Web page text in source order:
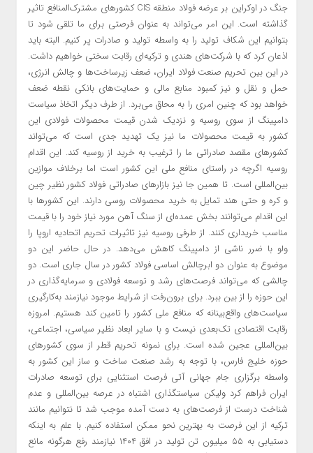
جنگ در اوکراین بر عرضه فولاد منطقه CIS کشورهای مشترک‌المنافع تاثیر
گذاشته است. این امر می‌تواند به عنوان فرصتی برای ما تلقی شود تا
بتوانیم این شکاف تولید را به واسطه تولید و صادرات پر کنیم. البته باید
اذعان کرد که با شرکت‌های هندی و ترکیه‌ای رقابت سختی خواهیم داشت.
در این بین تحریم صنعت فولاد ایران، ضعف زیرساخت‌ها و چالش انرژی،
حمل و نقل و نیز کمبود منابع مالی و حمایت‌های بانکی نقطه ضعف
خواهد بود که چنین امری را به محاق می‌برد. از طرف دیگر اتخاذ سیاست
دامپینگ از سوی روسیه و نزدیک شدن قیمت محصولات فولادی این
کشور به قیمت محصولات ما نیز یک تهدید جدی است که می‌تواند
کشورهای مقصد صادراتی ما را ترغیب به خرید از روسیه کند.‌ این اقدام
روسیه اگرچه در راستای منافع ملی این کشور است اما برخلاف موازین
بین‌المللی است.‌ تا همین جا نیز بازارهای صادراتی فولاد کشور نظیر چین
و کره و حتی هند تمایل به خرید محصولات روسی دارند. این کشورها با
این اقدام می‌توانند بخش عمده‌ای از سنگ آهن مورد نیاز خود را با قیمت
مناسب خریداری کنند. از طرفی روسیه نیز تاثیرات تحریم اتحادیه اروپا را
ولو با ضرر ناشی از دامپینگ کاهش می‌دهد.‌ در حال حاضر این دو
موضوع به عنوان دو ابرچالش اساسی فولاد کشور در سال جاری است.‌ دو
چالشی که می‌تواند فرصت‌های رشد و توسعه فولادی و سرمایه‌گذاری در
این حوزه را از بین ببرد.‌ برای برون‌رفت از شرایط موجود نیازمند به‌کارگیری
سیاست‌های واقع‌بینانه که منافع ملی کشور را تامین کند هستیم. امروزه
رقابت اقتصادی تک‌بعدی نیست و با سایر ابعاد نظیر سیاسی، اجتماعی،
بین‌المللی عجین شده است. برای نمونه تحریم قطر از سوی کشورهای
حوزه خلیج فارس، با توجه به رشد صنعت ساخت و ساز این کشور به
واسطه برگزاری جام جهانی آتی فرصت استثنایی برای توسعه صادرات
ایران فراهم کرد ولیکن سیاستگذاری اشتباه در عرصه بین‌المللی و عدم
شناخت درست از فرصت‌های به دست آمده موجب شد تا نتوانیم مانند
ترکیه از این فرصت به بهترین نحو ممکن استفاده کنیم. با علم به اینکه
دستیابی به ۵۵ میلیون تن تولید در افق ۱۴۰۴ نیازمند رفع هرگونه مانع